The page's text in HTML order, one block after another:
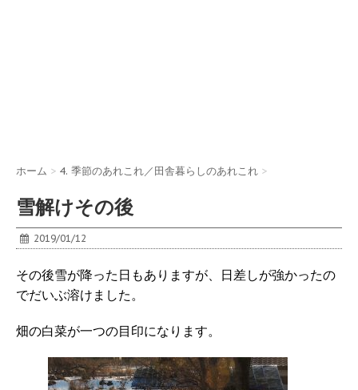
ホーム > 4. 季節のあれこれ／田舎暮らしのあれこれ >
雪解けその後
2019/01/12
その後雪が降った日もありますが、日差しが強かったの
でだいぶ溶けました。
畑の白菜が一つの目印になります。